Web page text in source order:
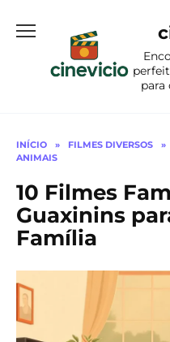
para
conteúdo
para
INÍCIO » FILMES DIVERSOS »
ANIMAIS
10 Filmes
Guaxinins
Família